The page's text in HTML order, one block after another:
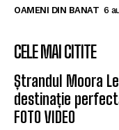
OAMENI DIN BANAT 6
CELE MAI CITITE
Ștrandul Moora
destinație
FOTO VIDEO